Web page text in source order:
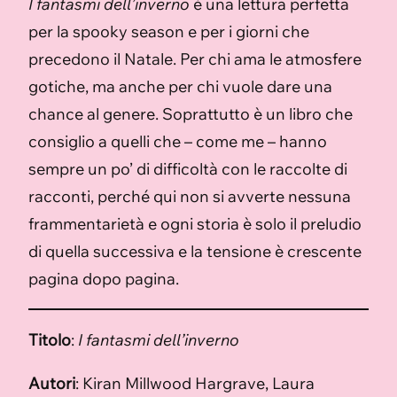
I fantasmi dell’inverno è una lettura perfetta
per la spooky season e per i giorni che
precedono il Natale. Per chi ama le atmosfere
gotiche, ma anche per chi vuole dare una
chance al genere. Soprattutto è un libro che
consiglio a quelli che – come me – hanno
sempre un po’ di difficoltà con le raccolte di
racconti, perché qui non si avverte nessuna
frammentarietà e ogni storia è solo il preludio
di quella successiva e la tensione è crescente
pagina dopo pagina.
Titolo: I fantasmi dell’inverno
Autori: Kiran Millwood Hargrave, Laura